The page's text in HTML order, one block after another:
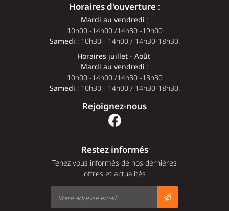
Horaires d'ouverture :
Mardi au vendredi :
10h00 -14h00 /14h30 -19h00
Samedi : 10h30 - 14h00 / 14h30-18h30.
Horaires juillet - Août
Mardi au vendredi :
10h00 -14h00 /14h30 -18h30
Samedi : 10h30 - 14h00 / 14h30-18h30.
Rejoignez-nous
Restez informés
Tenez vous informés de nos dernières
offres et actualités